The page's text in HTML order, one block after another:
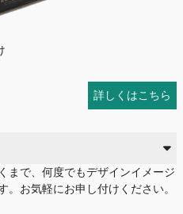
詳しくはこちら
まで、何度でもデザインイメージ
。お気軽にお申し付けください。